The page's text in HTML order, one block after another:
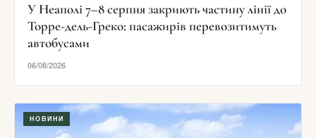
У Неаполі 7–8 серпня закриють частину лінії до
Торре-дель-Греко: пасажирів перевозитимуть
автобусами
06/08/2026
НОВИНИ